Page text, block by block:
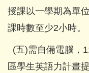
授課以一學期為單
課時數至少2小時。
(五)需自備電腦，
區學生英語力計畫